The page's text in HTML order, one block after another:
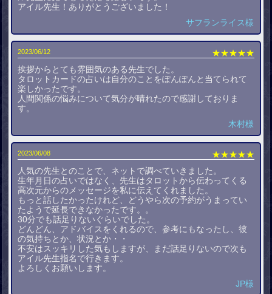
アイル先生！ありがとうございました！
サフランライス様
2023/06/12
★★★★★
挨拶からとても雰囲気のある先生でした。
タロットカードの占いは自分のことをぽんぽんと当てられて
楽しかったです。
人間関係の悩みについて気分が晴れたので感謝しておりま
す。
木村様
2023/06/08
★★★★★
人気の先生とのことで、ネットで調べていきました。
生年月日の占いではなく、先生はタロットから伝わってくる
高次元からのメッセージを私に伝えてくれました。
もっと話したかったけれど、どうやら次の予約がうまってい
たようで延長できなかったです。。
30分でも話足りないぐらいでした。
どんどん、アドバイスをくれるので、参考にもなったし、彼
の気持ちとか、状況とか・・
不安はスッキリした気もしますが、まだ話足りないので次も
アイル先生指名で行きます。
よろしくお願いします。
JP様